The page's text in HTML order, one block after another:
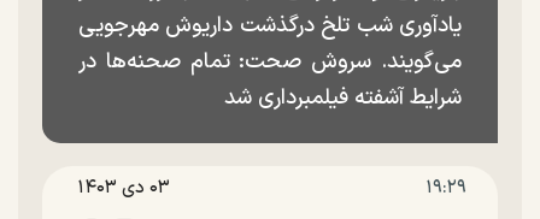
یادآوری شب تلخ درگذشت داریوش مهرجویی
می‌گویند. سروش صحت: تمام صحنه‌ها در
شرایط آشفته فیلمبرداری شد
۱۹:۲۹ ۰۳ دی ۱۴۰۳